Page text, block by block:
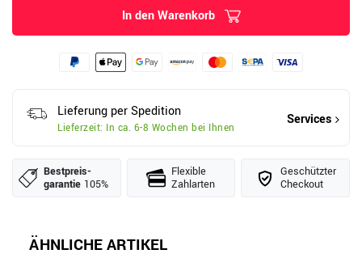
In den Warenkorb
Lieferung per Spedition
Lieferzeit: In ca. 6-8 Wochen bei Ihnen
Services
Bestpreis­
garantie 105%
Flexible
Zahlarten
Geschützter
Checkout
ÄHNLICHE ARTIKEL